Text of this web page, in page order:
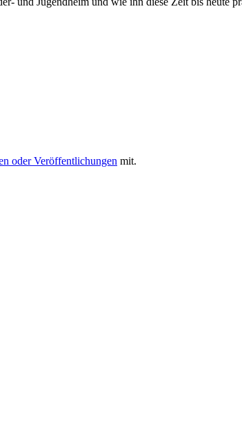
oder Veröffentlichungen mit.